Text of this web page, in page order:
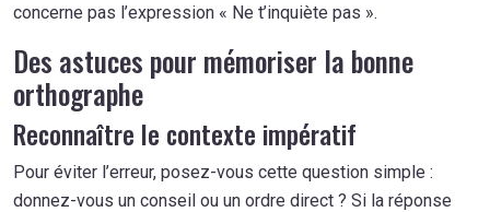
concerne pas l’expression « Ne t’inquiète pas ».
Des astuces pour mémoriser la bonne
orthographe
Reconnaître le contexte impératif
Pour éviter l’erreur, posez-vous cette question simple :
donnez-vous un conseil ou un ordre direct ? Si la réponse